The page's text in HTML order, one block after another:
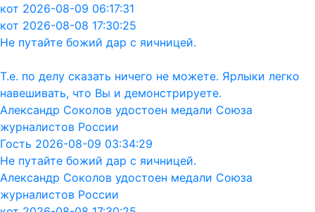
кот 2026-08-09 06:17:31
кот 2026-08-08 17:30:25
Не путайте божий дар с яичницей.
Т.е. по делу сказать ничего не можете. Ярлыки легко
навешивать, что Вы и демонстрируете.
Александр Соколов удостоен медали Союза
журналистов России
Гость 2026-08-09 03:34:29
Не путайте божий дар с яичницей.
Александр Соколов удостоен медали Союза
журналистов России